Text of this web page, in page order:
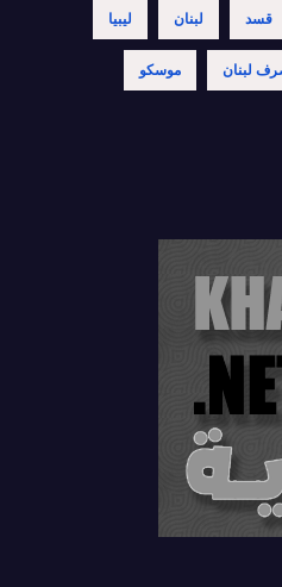
قسد لبنان ليبيا
لبنان موسكو